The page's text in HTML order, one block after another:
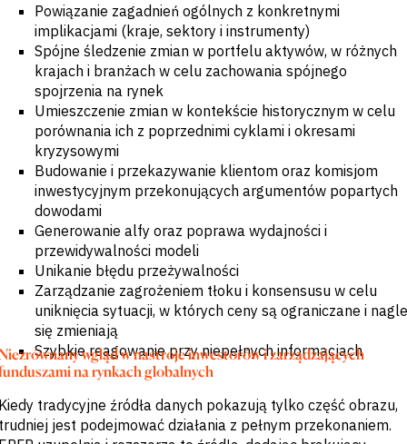
Powiązanie zagadnień ogólnych z konkretnymi
implikacjami (kraje, sektory i instrumenty)
Spójne śledzenie zmian w portfelu aktywów, w różnych
krajach i branżach w celu zachowania spójnego
spojrzenia na rynek
Umieszczenie zmian w kontekście historycznym w celu
porównania ich z poprzednimi cyklami i okresami
kryzysowymi
Budowanie i przekazywanie klientom oraz komisjom
inwestycyjnym przekonujących argumentów popartych
dowodami
Generowanie alfy oraz poprawa wydajności i
przewidywalności modeli
Unikanie błędu przeżywalności
Zarządzanie zagrożeniem tłoku i konsensusu w celu
uniknięcia sytuacji, w których ceny są ograniczane i nagle
się zmieniają
Szybkie reagowanie przy niepełnych informacjach
wgląd w nastroje inwestorów i zarządzających
na rynkach globalnych
tradycyjne źródła danych pokazują tylko część obrazu,
jest podejmować działania z pełnym przekonaniem.